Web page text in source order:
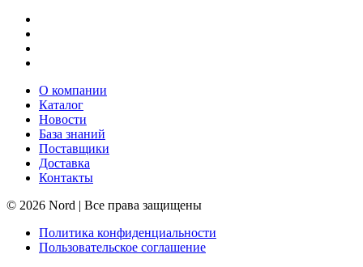
О компании
Каталог
Новости
База знаний
Поставщики
Доставка
Контакты
© 2026 Nord | Все права защищены
Политика конфиденциальности
Пользовательское соглашение